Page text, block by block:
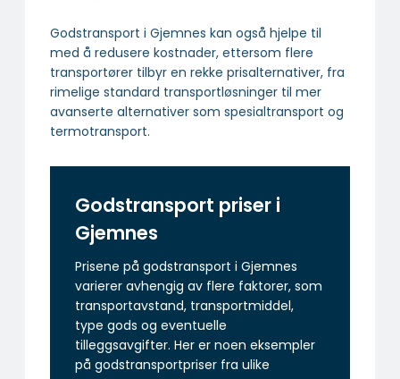
Godstransport i Gjemnes kan også hjelpe til
med å redusere kostnader, ettersom flere
transportører tilbyr en rekke prisalternativer, fra
rimelige standard transportløsninger til mer
avanserte alternativer som spesialtransport og
termotransport.
Godstransport priser i
Gjemnes
Prisene på godstransport i Gjemnes
varierer avhengig av flere faktorer, som
transportavstand, transportmiddel,
type gods og eventuelle
tilleggsavgifter. Her er noen eksempler
på godstransportpriser fra ulike